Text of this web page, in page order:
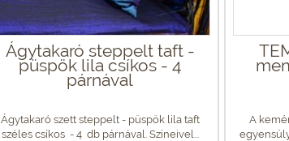
Ágytakaró steppelt taft -
püspök lila csíkos - 4
párnával
Ágytakaró szett steppelt - püspök lila taft
széles csíkos - 4 db párnával. Színeivel...
A